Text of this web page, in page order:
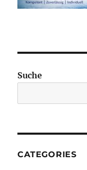
Suche
CATEGORIES